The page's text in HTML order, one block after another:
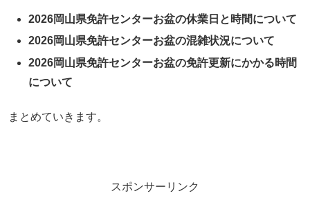
2026岡山県免許センターお盆の休業日と時間について
2026岡山県免許センターお盆の混雑状況について
2026岡山県免許センターお盆の免許更新にかかる時間
について
まとめていきます。
スポンサーリンク